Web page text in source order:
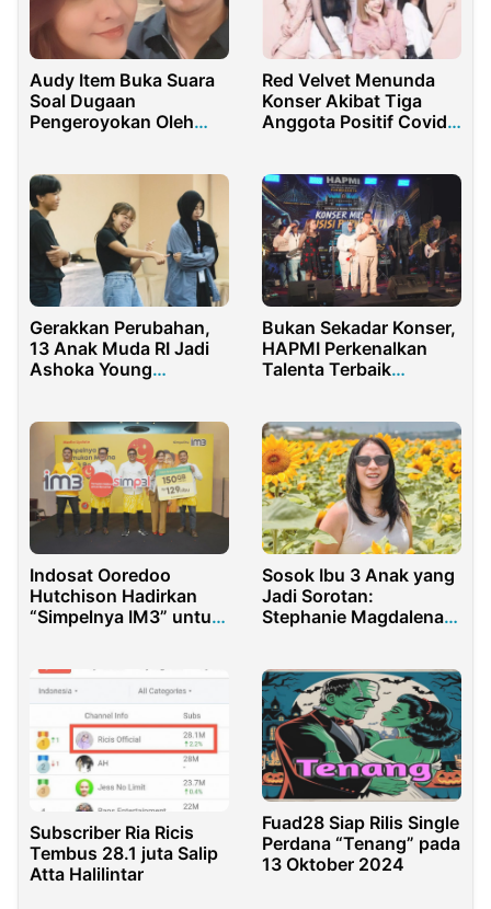
Audy Item Buka Suara
Soal Dugaan
Pengeroyokan Oleh
Red Velvet Menunda
Konser Akibat Tiga
Anggota Positif Covid-
Gerakkan Perubahan,
13 Anak Muda RI Jadi
Ashoka Young
Bukan Sekadar Konser,
HAPMI Perkenalkan
Talenta Terbaik
Indosat Ooredoo
Hutchison Hadirkan
“Simpelnya IM3” untuk
Sosok Ibu 3 Anak yang
Jadi Sorotan:
Stephanie Magdalena
Subscriber Ria Ricis
Tembus 28.1 juta Salip
Atta Halilintar
Fuad28 Siap Rilis Single
Perdana “Tenang” pada
13 Oktober 2024